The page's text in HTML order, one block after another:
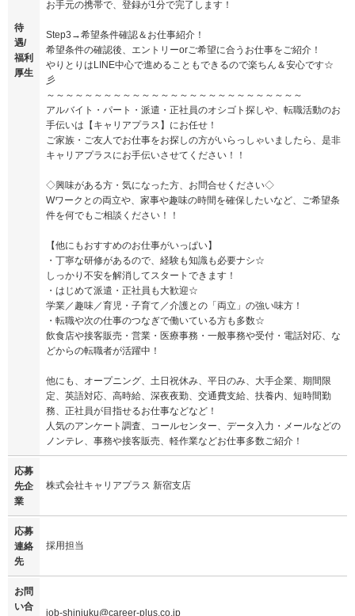
待
遇/
福利
厚生
お手元の携帯で、登録が1分で完了します！
Step3→希望条件確認＆お仕事紹介！
希望条件の確認後、エントリーorご希望に合うお仕事をご紹介！
やりとりはLINE中心で進めることもできるので楽ちん＆安心です☆
彡
～～～～～～～～～～～～～～～～～～～～～～～～～～～
アルバイト・パート・派遣・正社員のオシゴト探しや、転職活動のお
手伝いは【キャリアプラス】にお任せ！
ご家族・ご友人でお仕事をお探しの方がいらっしゃいましたら、是非
キャリアプラスにお手伝いさせてください！！
◇興味がある方・気になった方、お問合せください◇
Wワークとの両立や、家事や趣味の時間を確保したいなど、ご希望条
件を何でもご相談ください！！
【他にもおすすめのお仕事がいっぱい】
・丁寧な研修があるので、経験も知識も必要ナシ☆
しっかり不安を解消してスタートできます！
・はじめて派遣・正社員も大歓迎☆
学業／趣味／育児・子育て／介護との「両立」の強い味方！
・転職や次の仕事のつなぎで働いている方も多数☆
飲食店や接客販売・営業・医療事務・一般事務や受付・電話対応、な
どからの転職者が活躍中！
他にも、オープニング、土日祝休み、平日のみ、大手企業、期間限
定、英語対応、高時給、深夜夜勤、交通費支給、扶養内、短時間勤
務、正社員が目指せるお仕事などなど！
人気のアンケート調査、コールセンター、データ入力・メールなどの
ノンテレ、事務や接客販売、軽作業などお仕事多数ご紹介！
応募
先企
業
株式会社キャリアプラス 新宿支店
応募
連絡
先
採用担当
お問
い合
job-shinjuku@career-plus.co.jp